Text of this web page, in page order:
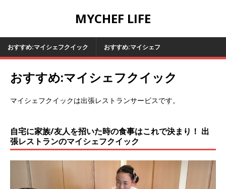
MYCHEF LIFE
おすすめ:マイシェフクイック おすすめ:マイシェフ
おすすめ:マイシェフクイック
マイシェフクイックは出張レストランサービスです。
自宅に家族/友人を招いた時の食事はこれで決まり！ 出
張レストランのマイシェフクイック